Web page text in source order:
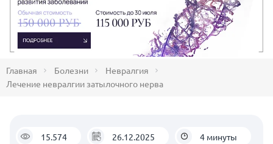
Главная Болезни
Невралгия
Лечение невралгии затылочного нерва
15.574 26.12.2025 4 минуты